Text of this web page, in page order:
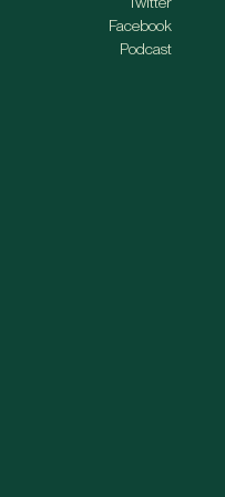
Facebook
Podcast